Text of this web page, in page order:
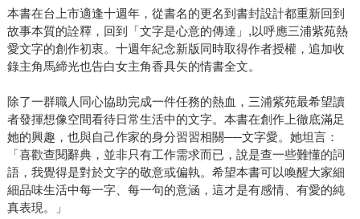
本書在台上市適逢十週年，從書名的更名到書封設計都重新回到
故事本質的詮釋，回到「文字是心意的傳達」,以呼應三浦紫苑熱
愛文字的創作初衷。十週年紀念新版同時取得作者授權，追加收
錄主角馬締光也告白女主角香具矢的情書全文。
除了一群職人同心協助完成一件任務的熱血，三浦紫苑最希望讀
者發揮想像空間看待日常生活中的文字。本書在創作上徹底滿足
她的興趣，也與自己作家的身分習習相關──文字愛。她坦言：
「喜歡查閱辭典，並非只有工作需求而已，說是查一些難懂的詞
語，我覺得是對於文字的敬意或偏執。希望本書可以喚醒大家細
細品味生活中每一字、每一句的意涵，這才是有感情、有愛的純
真表現。」